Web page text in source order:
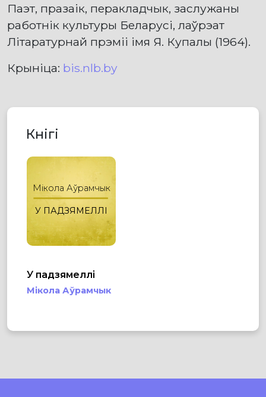
Паэт, празаік, перакладчык, заслужаны
работнік культуры Беларусі, лаўрэат
Літаратурнай прэміі імя Я. Купалы (1964).
Крыніца: bis.nlb.by
Кнігі
Мікола Аўрамчык
У ПАДЗЯМЕЛЛІ
У падзямеллі
Мікола Аўрамчык